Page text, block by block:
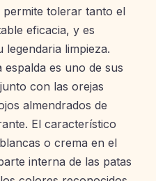
tolerar tanto el
eficacia, y es
legendaria limpieza.
es uno de sus
con las orejas
almendrados de
El característico
o crema en el
interna de las patas